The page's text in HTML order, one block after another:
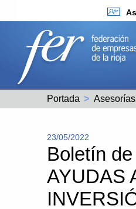
Portada Asesorías
23/05/2022
Boletín
AYUDAS